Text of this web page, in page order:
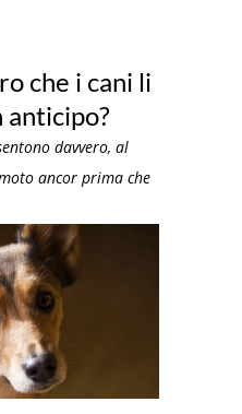
che i cani li
anticipo?
davvero, al
ancor prima che